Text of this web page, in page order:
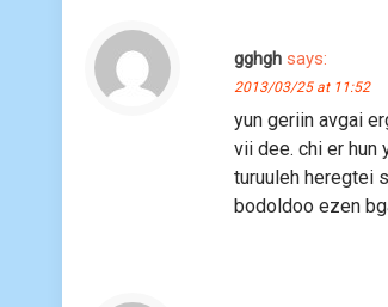
gghgh says:
2013/03/25 at 11:52
yun geriin avgai
vii dee. chi er hun
turuuleh heregtei
bodoldoo ezen